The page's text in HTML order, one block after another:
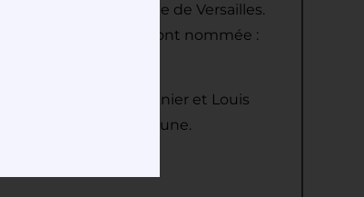
Gibier étant évêque de Versailles.
Marie Defels qui m’ont nommée :
Tollu, Robert Regnier et Louis
maire de la commune.